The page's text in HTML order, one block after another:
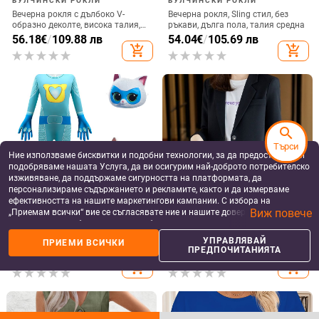
more Още от Дамски дрехи
БУЛЧИНСКИ РОКЛИ
Вечерна рокля за балове,
принцески силует, висока талия,
дълга пола, 3/4 ръкав, полиестер
82.19€/ 160.75 лв
ЕРОТИЧНО ДАМСКО ОБЛЕКЛО
Флорално мрежесто бельо:
прозрачно секси нощно облекло
с презрамки
11.20€/21.91 лв
Ние използваме бисквитки и подобни технологии, за да предоставяме и
подобряваме нашата Услуга, да ви осигурим най-доброто потребителско
изживяване, да поддържаме сигурността на платформата, да
персонализираме съдържанието и рекламите, както и да измерваме
ефективността на нашите маркетингови кампании. С избора на
„Приемам всички“ вие се съгласявате ние и нашите доверени партньори
да съхраняваме бисквитки и подобни технологии на вашето устройство
за рекламни и аналитични цели. Можете по всяко време да управлявате
своите предпочитания, като натиснете „Управлявай предпочитанията“.
За повече информация, моля, вижте нашата
данните.
Виж повече
ПРИЕМИ ВСИЧКИ
УПРАВЛЯВАЙ
ПРЕДПОЧИТАНИЯТА
search
Търси